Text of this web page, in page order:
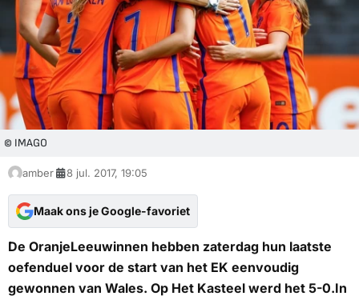
© IMAGO
amber 8 jul. 2017, 19:05
Maak ons je Google-favoriet
De OranjeLeeuwinnen hebben zaterdag hun laatste
oefenduel voor de start van het EK eenvoudig
gewonnen van Wales. Op Het Kasteel werd het 5-0.In